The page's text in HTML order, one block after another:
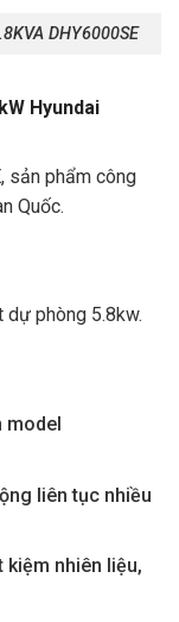
DHY6000SE
Hyundai
sản phẩm công
Quốc.
phòng 5.8kw.
model
liên tục nhiều
kiệm nhiên liệu,